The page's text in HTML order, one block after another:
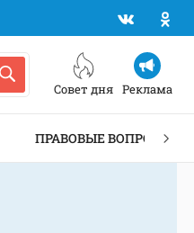
Совет дня Реклама
ПРАВОВЫЕ ВОПРОСЫ